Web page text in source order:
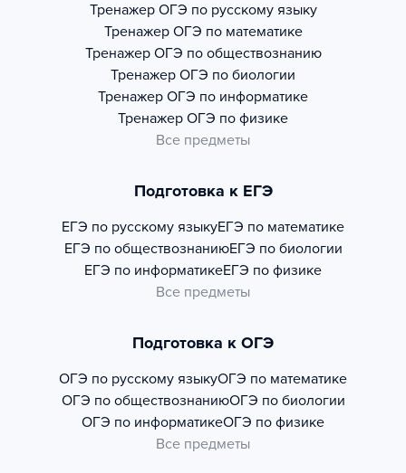
Тренажер ОГЭ по русскому языку
Тренажер ОГЭ по математике
Тренажер ОГЭ по обществознанию
Тренажер ОГЭ по биологии
Тренажер ОГЭ по информатике
Тренажер ОГЭ по физике
Все предметы
Подготовка к ЕГЭ
ЕГЭ по русскому языкуЕГЭ по математике
ЕГЭ по обществознаниюЕГЭ по биологии
ЕГЭ по информатикеЕГЭ по физике
Все предметы
Подготовка к ОГЭ
ОГЭ по русскому языкуОГЭ по математике
ОГЭ по обществознаниюОГЭ по биологии
ОГЭ по информатикеОГЭ по физике
Все предметы